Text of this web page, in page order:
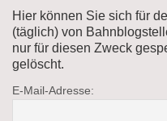
Hier können Sie sich für
(täglich) von
nur für diesen Zweck
gelöscht.
E-Mail-Adresse: